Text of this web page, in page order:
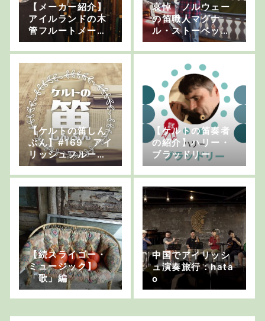
【メーカー紹介】
アイルランドの木
管フルートメーカ
ー、マーティン・
ドイル氏
哀悼 ノルウェー
の笛職人マグナ
ル・ストーベッケ
ン氏
【ケルトの笛しん
ぶん】#169 アイ
リッシュフルート
の新刊書が発売
【ケルトの笛奏者
の紹介】ハリー・
ブラッドリー
【続スライゴー・
ミュージック】
「歌」編
中国でアイリッシ
ュ演奏旅行：hata
o